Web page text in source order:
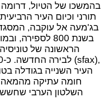
בהמשכו של הטיול, דרומה
תורני וכיום העיר
בג'מעה אל עוקבה,
בשנת 800
הראשונה של
העיר השנייה בגודלה
השלטון הערבי